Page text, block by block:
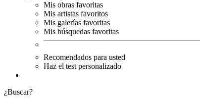
Mis obras favoritas
Mis artistas favoritos
Mis galerías favoritas
Mis búsquedas favoritas
Recomendados para usted
Haz el test personalizado
¿Buscar?